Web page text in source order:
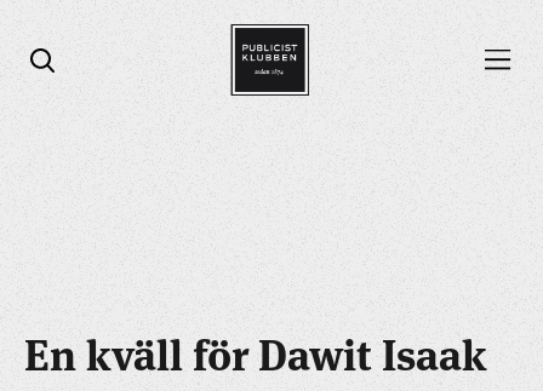
Öppna sök
Öppna menyn
En kväll för Dawit Isaak